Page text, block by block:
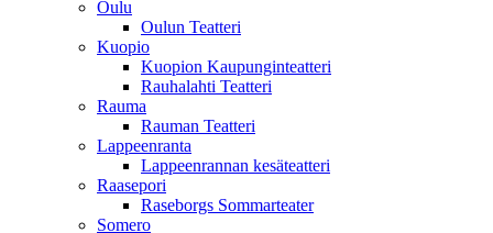
Oulu
Oulun Teatteri
Kuopio
Kuopion Kaupunginteatteri
Rauhalahti Teatteri
Rauma
Rauman Teatteri
Lappeenranta
Lappeenrannan kesäteatteri
Raasepori
Raseborgs Sommarteater
Somero